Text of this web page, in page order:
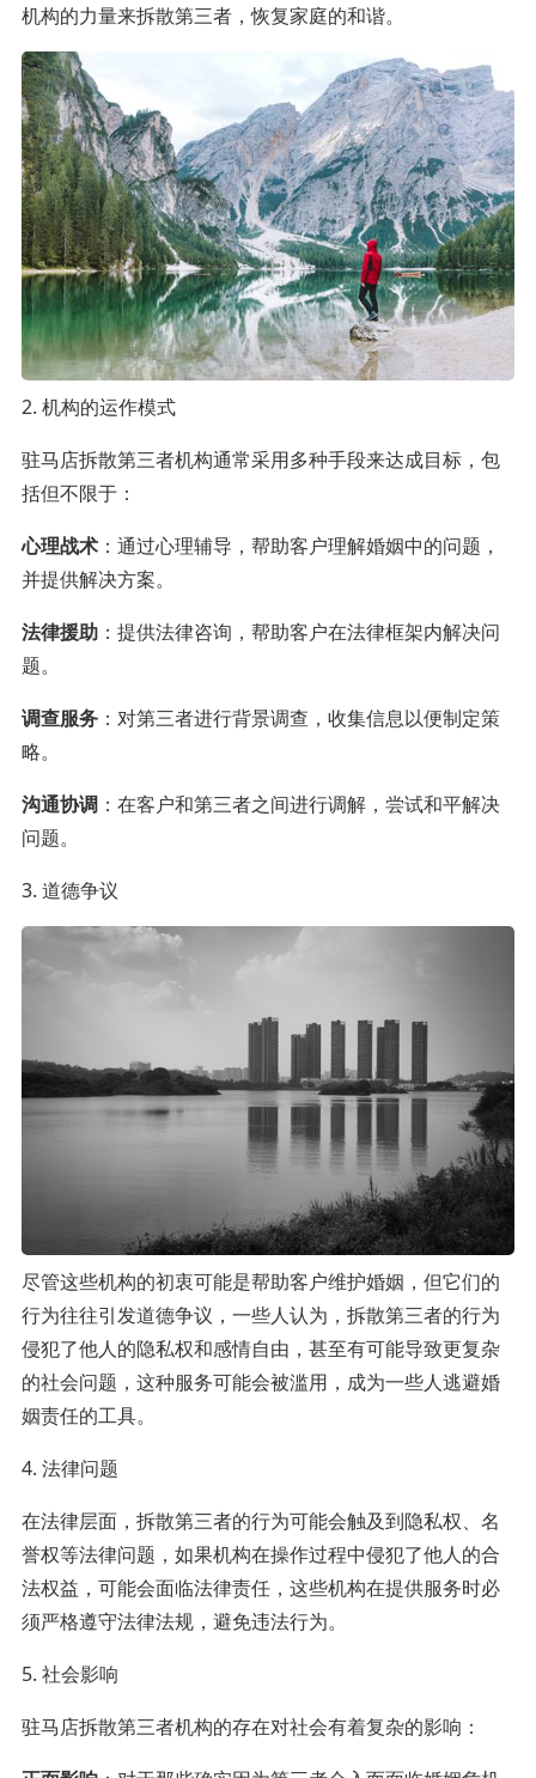
机构的力量来拆散第三者，恢复家庭的和谐。
2. 机构的运作模式
驻马店拆散第三者机构通常采用多种手段来达成目标，包
括但不限于：
心理战术：通过心理辅导，帮助客户理解婚姻中的问题，
并提供解决方案。
法律援助：提供法律咨询，帮助客户在法律框架内解决问
题。
调查服务：对第三者进行背景调查，收集信息以便制定策
略。
沟通协调：在客户和第三者之间进行调解，尝试和平解决
问题。
3. 道德争议
尽管这些机构的初衷可能是帮助客户维护婚姻，但它们的
行为往往引发道德争议，一些人认为，拆散第三者的行为
侵犯了他人的隐私权和感情自由，甚至有可能导致更复杂
的社会问题，这种服务可能会被滥用，成为一些人逃避婚
姻责任的工具。
4. 法律问题
在法律层面，拆散第三者的行为可能会触及到隐私权、名
誉权等法律问题，如果机构在操作过程中侵犯了他人的合
法权益，可能会面临法律责任，这些机构在提供服务时必
须严格遵守法律法规，避免违法行为。
5. 社会影响
驻马店拆散第三者机构的存在对社会有着复杂的影响：